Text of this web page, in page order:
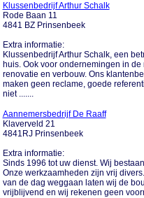
Klussenbedrijf Arthur Schalk
Rode Baan 11
4841 BZ Prinsenbeek
Extra informatie:
Klussenbedrijf Arthur Schalk, een
huis. Ook voor ondernemingen in
renovatie en verbouw. Ons
maken geen reclame, goede
niet .......
Aannemersbedrijf De Raaff
Klaverveld 21
4841RJ Prinsenbeek
Extra informatie:
Sinds 1996 tot uw dienst. Wij
Onze werkzaamheden zijn vrij
van de dag weggaan laten wij de
vrijblijvend en wij rekenen geen